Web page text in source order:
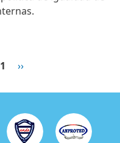
Siguiente página
››